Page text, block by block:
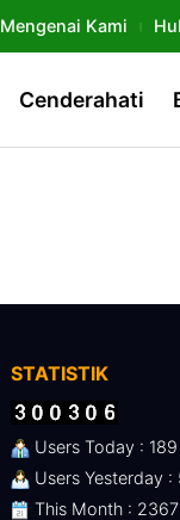
Mengenai Kami
Cenderahati
STATISTIK
Users Today : 189
Users Yesterday :
This Month : 2367